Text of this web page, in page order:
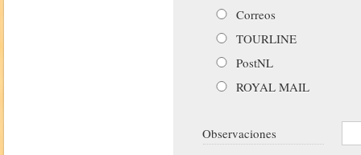
Correos
TOURLINE
PostNL
ROYAL MAIL
Observaciones